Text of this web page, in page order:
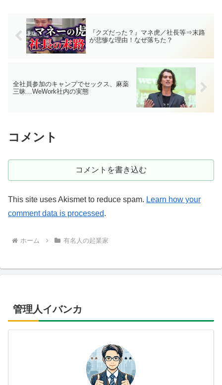
していますか？目が悪い人はも...
ね。...
『クズだった？』マネ虎／社長等⇒末路
が悲惨な理由！なぜ落ちた？
全社員参加のキャンプでセックス、麻薬
三昧…WeWork社内の実態
コメント
コメントを書き込む
This site uses Akismet to reduce spam. Learn how your
comment data is processed.
ホーム 有名人の起業家
管理人イバンカ